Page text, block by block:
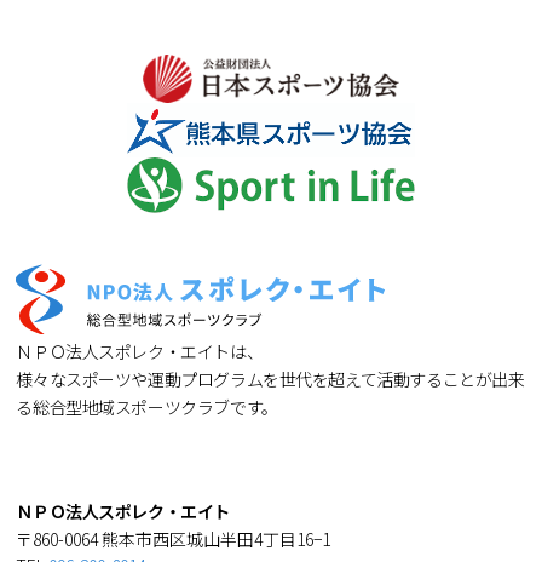
ＮＰＯ法人スポレク・エイトは、
様々なスポーツや運動プログラムを世代を超えて活動することが出来
る総合型地域スポーツクラブです。
ＮＰＯ法人スポレク・エイト
〒860-0064 熊本市西区城山半田4丁目16−1